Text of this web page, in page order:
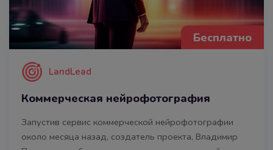
Бесплатно
LandLead
Коммерческая нейрофотография
Запустив сервис коммерческой нейрофотографии
около месяца назад, создатель проекта, Владимир